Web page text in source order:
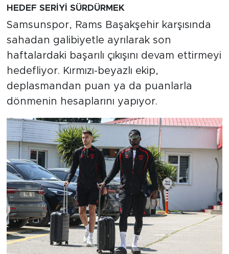
HEDEF SERİYİ SÜRDÜRMEK
Samsunspor, Rams Başakşehir karşısında
sahadan galibiyetle ayrılarak son
haftalardaki başarılı çıkışını devam ettirmeyi
hedefliyor. Kırmızı-beyazlı ekip,
deplasmandan puan ya da puanlarla
dönmenin hesaplarını yapıyor.